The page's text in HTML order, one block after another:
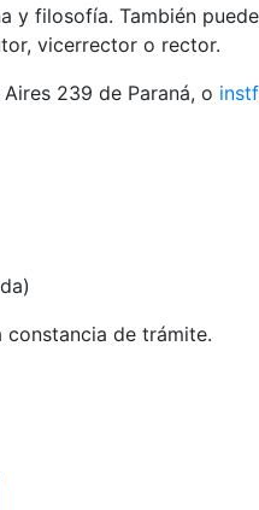
y filosofía. También
vicerrector o rector.
239 de Paraná, o
de trámite.